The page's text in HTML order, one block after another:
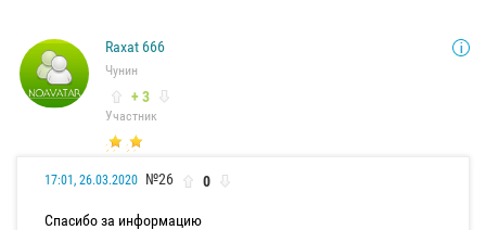
Raxat 666
Чунин
+ 3
Участник
17:01, 26.03.2020 №26 0
Спасибо за информацию